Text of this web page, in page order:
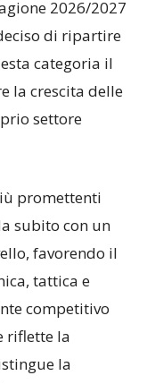
2026/2027
di ripartire
categoria il
la crescita delle
settore
promettenti
subito con un
favorendo il
tattica e
competitivo